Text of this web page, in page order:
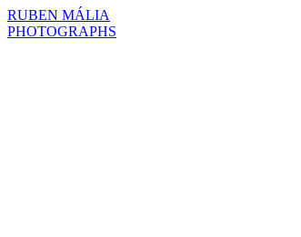
RUBEN MÁLIA
PHOTOGRAPHS